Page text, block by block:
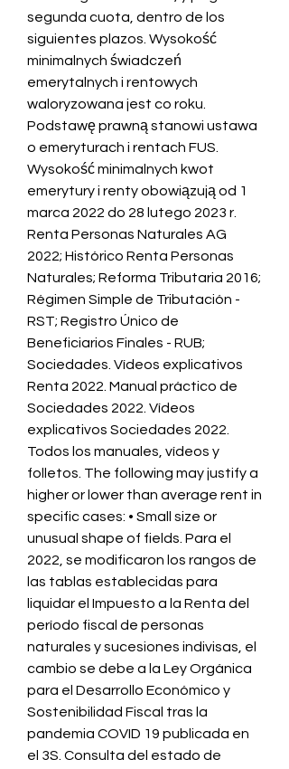
segunda cuota, dentro de los
siguientes plazos. Wysokość
minimalnych świadczeń
emerytalnych i rentowych
waloryzowana jest co roku.
Podstawę prawną stanowi ustawa
o emeryturach i rentach FUS.
Wysokość minimalnych kwot
emerytury i renty obowiązują od 1
marca 2022 do 28 lutego 2023 r.
Renta Personas Naturales AG
2022; Histórico Renta Personas
Naturales; Reforma Tributaria 2016;
Régimen Simple de Tributación -
RST; Registro Único de
Beneficiarios Finales - RUB;
Sociedades. Vídeos explicativos
Renta 2022. Manual práctico de
Sociedades 2022. Vídeos
explicativos Sociedades 2022.
Todos los manuales, vídeos y
folletos. The following may justify a
higher or lower than average rent in
specific cases: • Small size or
unusual shape of fields. Para el
2022, se modificaron los rangos de
las tablas establecidas para
liquidar el Impuesto a la Renta del
período fiscal de personas
naturales y sucesiones indivisas, el
cambio se debe a la Ley Orgánica
para el Desarrollo Económico y
Sostenibilidad Fiscal tras la
pandemia COVID 19 publicada en
el 3S. Consulta del estado de